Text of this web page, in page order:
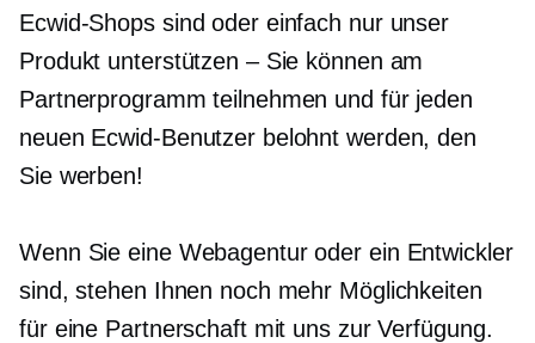
Ecwid-Shops sind oder einfach nur unser
Produkt unterstützen – Sie können am
Partnerprogramm teilnehmen und für jeden
neuen Ecwid-Benutzer belohnt werden, den
Sie werben!
Wenn Sie eine Webagentur oder ein Entwickler
sind, stehen Ihnen noch mehr Möglichkeiten
für eine Partnerschaft mit uns zur Verfügung.